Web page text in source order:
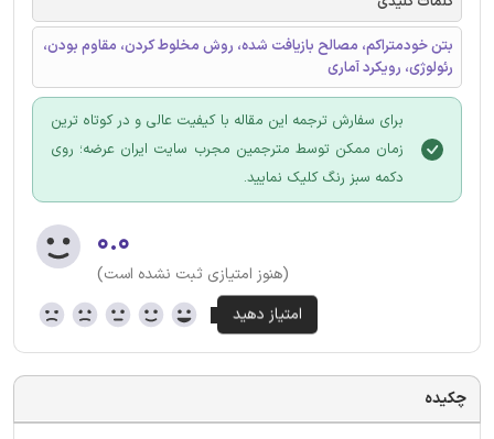
بتن خودمتراکم، مصالح بازیافت شده، روش مخلوط کردن، مقاوم بودن،
رئولوژی، رویکرد آماری
برای سفارش ترجمه این مقاله با کیفیت عالی و در کوتاه ترین
زمان ممکن توسط مترجمین مجرب سایت ایران عرضه؛ روی
دکمه سبز رنگ کلیک نمایید.
۰.۰
(هنوز امتیازی ثبت نشده است)
چکیده